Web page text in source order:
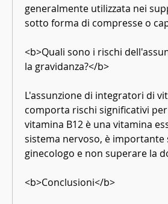
generalmente utilizzata nei
sotto forma di compresse o
<b>Quali sono i rischi
la gravidanza?</b>
L'assunzione di integratori di
comporta rischi significativi
vitamina B12 è una vitamina
sistema nervoso, è importante
ginecologo e non superare la
<b>Conclusioni</b>